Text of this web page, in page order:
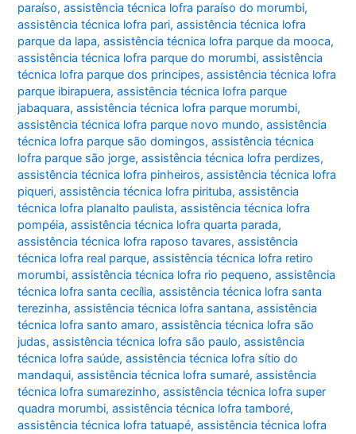
paraíso,assistência técnica lofra paraíso do morumbi,
assistência técnica lofra pari,assistência técnica lofra
parque da lapa,assistência técnica lofra parque da mooca,
assistência técnica lofra parque do morumbi,assistência
técnica lofra parque dos principes,assistência técnica lofra
parque ibirapuera,assistência técnica lofra parque
jabaquara,assistência técnica lofra parque morumbi,
assistência técnica lofra parque novo mundo,assistência
técnica lofra parque são domingos,assistência técnica
lofra parque são jorge,assistência técnica lofra perdizes,
assistência técnica lofra pinheiros,assistência técnica lofra
piqueri,assistência técnica lofra pirituba,assistência
técnica lofra planalto paulista,assistência técnica lofra
pompéia,assistência técnica lofra quarta parada,
assistência técnica lofra raposo tavares,assistência
técnica lofra real parque,assistência técnica lofra retiro
morumbi,assistência técnica lofra rio pequeno,assistência
técnica lofra santa cecília,assistência técnica lofra santa
terezinha,assistência técnica lofra santana,assistência
técnica lofra santo amaro,assistência técnica lofra são
judas,assistência técnica lofra são paulo,assistência
técnica lofra saúde,assistência técnica lofra sítio do
mandaqui,assistência técnica lofra sumaré,assistência
técnica lofra sumarezinho,assistência técnica lofra super
quadra morumbi,assistência técnica lofra tamboré,
assistência técnica lofra tatuapé,assistência técnica lofra